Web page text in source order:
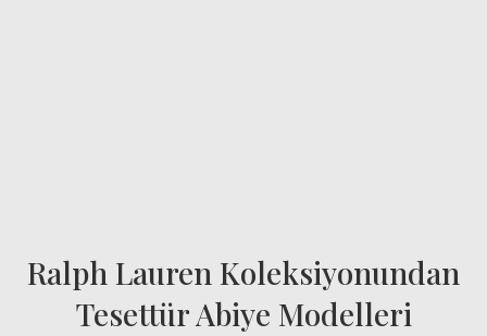
Ralph Lauren Koleksiyonundan
Tesettür Abiye Modelleri